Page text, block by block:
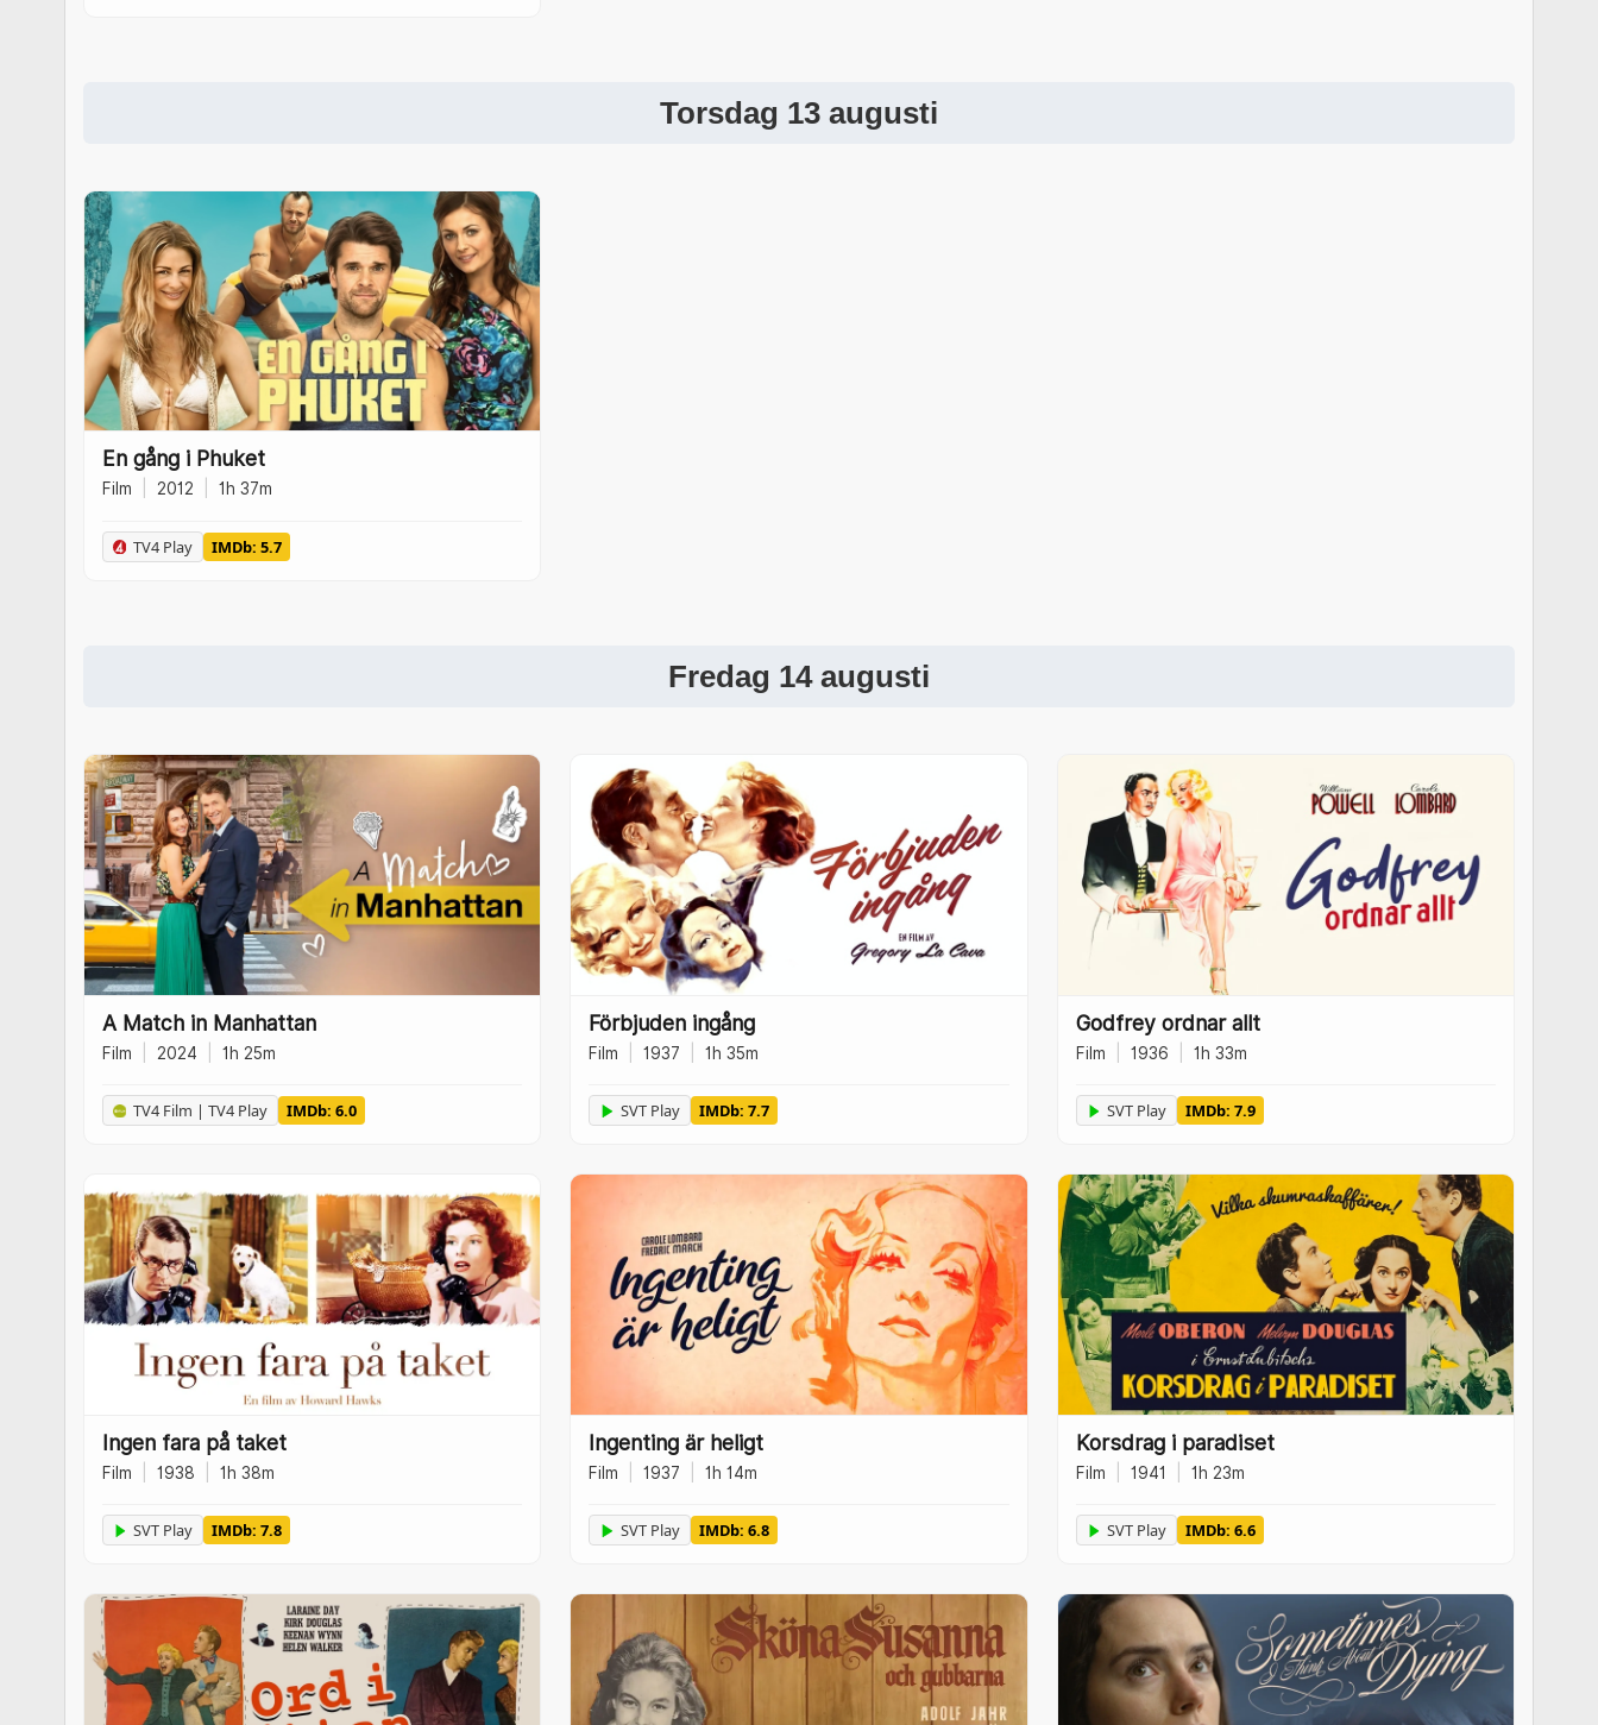
Torsdag 13 augusti
En gång i Phuket
Film 2012 1h 37m
TV4 Play IMDb: 5.7
Fredag 14 augusti
A Match in Manhattan
Film 2024 1h 25m
TV4 Film | TV4 Play IMDb: 6.0
Förbjuden ingång
Film 1937 1h 35m
SVT Play IMDb: 7.7
Godfrey ordnar allt
Film 1936 1h 33m
SVT Play IMDb: 7.9
Ingen fara på taket
Film 1938 1h 38m
SVT Play IMDb: 7.8
Ingenting är heligt
Film 1937 1h 14m
SVT Play IMDb: 6.8
Korsdrag i paradiset
Film 1941 1h 23m
SVT Play IMDb: 6.6